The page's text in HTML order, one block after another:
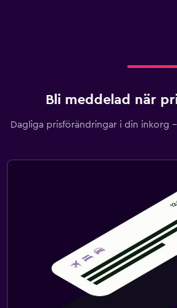
Bli meddelad när
Dagliga prisförändringar i din inkorg